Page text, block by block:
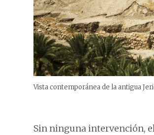
Vista contemporánea de la antigua
Sin ninguna intervención,